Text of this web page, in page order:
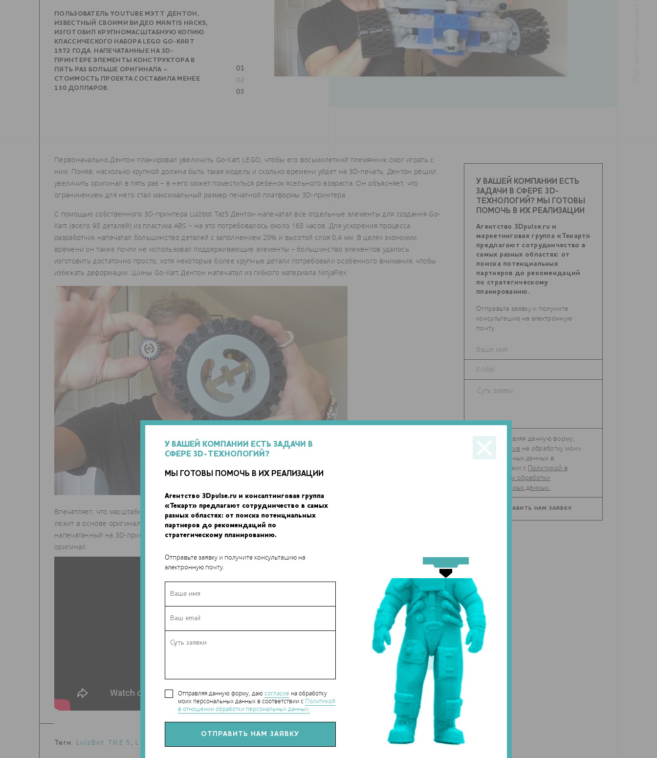
У ВАШЕЙ КОМПАНИИ ЕСТЬ ЗАДАЧИ В
СФЕРЕ 3D-ТЕХНОЛОГИЙ?
МЫ ГОТОВЫ ПОМОЧЬ В ИХ РЕАЛИЗАЦИИ
Агентство 3Dpulse.ru и консалтинговая группа
«Текарт» предлагают сотрудничество в самых
разных областях: от поиска потенциальных
партнеров до рекомендаций по
стратегическому планированию.
Отправьте заявку и получите консультацию на
электронную почту.
Отправляя данную форму, даю согласие на обработку
моих персональных данных в соответствии с Политикой
в отношении обработки персональных данных.
ПОЛЬЗОВАТЕЛЬ YOUTUBE МЭТТ ДЕНТОН,
ИЗВЕСТНЫЙ СВОИМИ ВИДЕО MANTIS HACKS,
ИЗГОТОВИЛ КРУПНОМАСШТАБНУЮ КОПИЮ
КЛАССИЧЕСКОГО НАБОРА LEGO GO-KART
1972 ГОДА. НАПЕЧАТАННЫЕ НА 3D-
ПРИНТЕРЕ ЭЛЕМЕНТЫ КОНСТРУКТОРА В
ПЯТЬ РАЗ БОЛЬШЕ ОРИГИНАЛА –
СТОИМОСТЬ ПРОЕКТА СОСТАВИЛА МЕНЕЕ
130 ДОЛЛАРОВ.
01
02
03
Первоначально Дентон планировал увеличить Go-Kart LEGO, чтобы его восьмилетний племянник смог играть с
ним. Поняв, насколько крупной должна быть такая модель и сколько времени уйдет на 3D-печать, Дентон решил
увеличить оригинал в пять раз – в него может поместиться ребенок ясельного возраста. Он объясняет, что
ограничением для него стал максимальный размер печатной платформы 3D-принтера.
С помощью собственного 3D-принтера Lulzbot Taz5 Дентон напечатал все отдельные элементы для создания Go-
Kart (всего 98 деталей) из пластика ABS – на это потребовалось около 168 часов. Для ускорения процесса
разработчик напечатал большинство деталей с заполнением 20% и высотой слоя 0,4 мм. В целях экономии
времени он также почти не использовал поддерживающие элементы – большинство элементов удалось
изготовить достаточно просто, хотя некоторые более крупные детали потребовали особенного внимания, чтобы
избежать деформации. Шины Go-Kart Дентон напечатал из гибкого материала NinjaFlex.
Впечатляет, что масштабная модель собирается без клея – Дентон стремился соблюсти ту же технологию, которая
лежит в основе оригинального конструктора. Разработчик представил видеоролик, в котором он собирает
напечатанный на 3D-принтере увеличенный LEGO Go-Kart наперегонки со своим племянником, собирающим
оригинал.
Теги: LulzBot TAZ 5 , Lego
У ВАШЕЙ КОМПАНИИ ЕСТЬ
ЗАДАЧИ В СФЕРЕ 3D-
ТЕХНОЛОГИЙ? МЫ ГОТОВЫ
ПОМОЧЬ В ИХ РЕАЛИЗАЦИИ
Агентство 3Dpulse.ru и
маркетинговая группа «Текарт»
предлагают сотрудничество в
самых разных областях: от
поиска потенциальных
партнеров до рекомендаций
по стратегическому
планированию.
Отправьте заявку и получите
консультацию на электронную
почту.
Отправляя данную форму,
даю
согласие
персональных данных в
соответствии с Политикой в
отношении обработки
персональных данных.